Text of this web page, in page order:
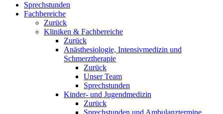
Sprechstunden
Fachbereiche
Zurück
Kliniken & Fachbereiche
Zurück
Anästhesiologie, Intensivmedizin und
Schmerztherapie
Zurück
Unser Team
Sprechstunden
Kinder- und Jugendmedizin
Zurück
Sprechstunden und Ambulanztermine